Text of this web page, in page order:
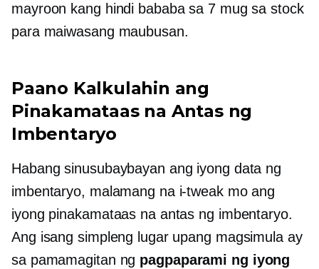
mayroon kang hindi bababa sa 7 mug sa stock
para maiwasang maubusan.
Paano Kalkulahin ang
Pinakamataas na Antas ng
Imbentaryo
Habang sinusubaybayan ang iyong data ng
imbentaryo, malamang na i-tweak mo ang
iyong pinakamataas na antas ng imbentaryo.
Ang isang simpleng lugar upang magsimula ay
sa pamamagitan ng pagpaparami ng iyong